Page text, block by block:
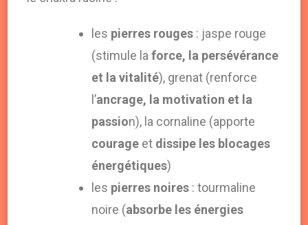
les pierres rouges : jaspe rouge
(stimule laforce, la persévérance
et la vitalité), grenat (renforce
l’ancrage, la motivation et la
passion), la cornaline (apporte
courage et dissipe les blocages
énergétiques)
les pierres noires : tourmaline
noire (absorbe les énergies